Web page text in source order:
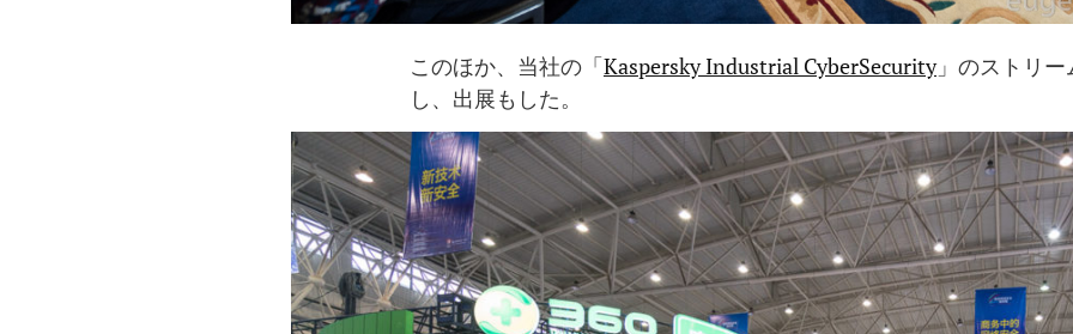
このほか、当社の「Kaspersky Industrial CyberSecurity」のストリ
し、出展もした。